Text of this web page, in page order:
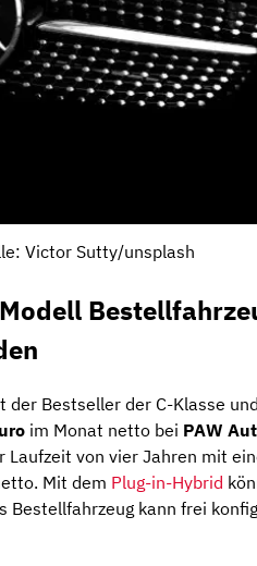
Victor Sutty/unsplash
der Bestseller der C-Klasse
im Monat netto bei PAW
Laufzeit von vier Jahren mit
Mit dem Plug-in-Hybrid
Bestellfahrzeug kann frei